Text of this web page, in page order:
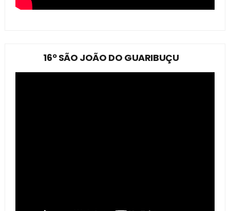
16º SÃO JOÃO DO GUARIBUÇU